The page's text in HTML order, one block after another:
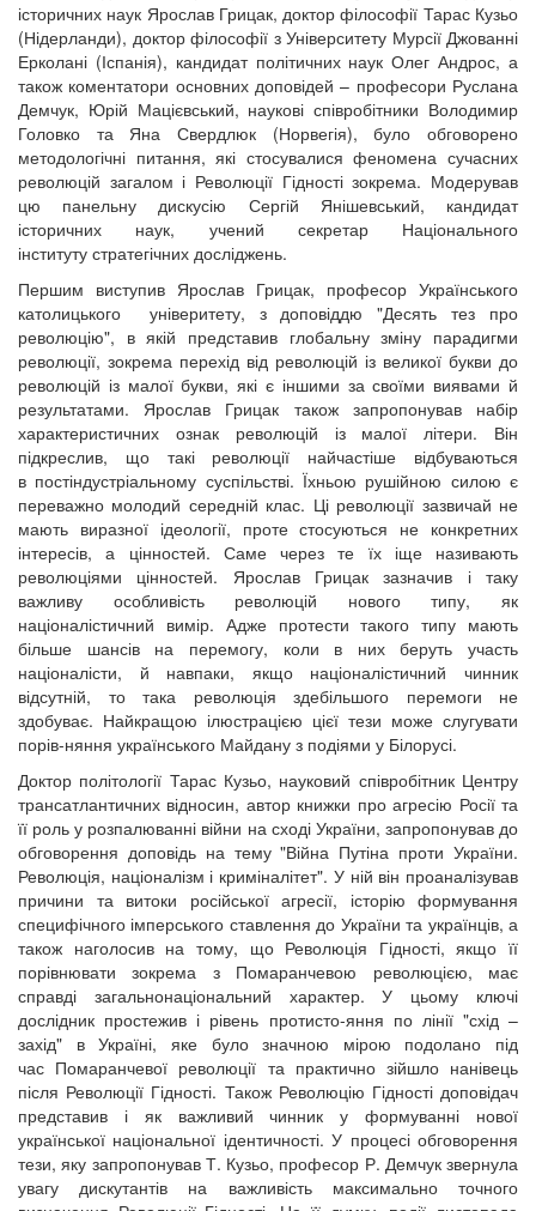
історичних наук Ярослав Грицак, доктор філософії Тарас Кузьо
(Нідерланди), доктор філософії з Університету Мурсії Джованні
Ерколані (Іспанія), кандидат політичних наук Олег Андрос, а
також коментатори основних доповідей – професори Руслана
Демчук, Юрій Мацієвський, наукові співробітники Володимир
Головко та Яна Свердлюк (Норвегія), було обговорено
методологічні питання, які стосувалися феномена сучасних
революцій загалом і Революції Гідності зокрема. Модерував
цю панельну дискусію Сергій Янішевський, кандидат
історичних наук, учений секретар Національного
інституту стратегічних досліджень.
Першим виступив Ярослав Грицак, професор Українського
католицького універитету, з доповіддю "Десять тез про
революцію", в якій представив глобальну зміну парадигми
революції, зокрема перехід від революцій із великої букви до
революцій із малої букви, які є іншими за своїми виявами й
результатами. Ярослав Грицак також запропонував набір
характеристичних ознак революцій із малої літери. Він
підкреслив, що такі революції найчастіше відбуваються
в постіндустріальному суспільстві. Їхньою рушійною силою є
переважно молодий середній клас. Ці революції зазвичай не
мають виразної ідеології, проте стосуються не конкретних
інтересів, а цінностей. Саме через те їх іще називають
революціями цінностей. Ярослав Грицак зазначив і таку
важливу особливість революцій нового типу, як
націоналістичний вимір. Адже протести такого типу мають
більше шансів на перемогу, коли в них беруть участь
націоналісти, й навпаки, якщо націоналістичний чинник
відсутній, то така революція здебільшого перемоги не
здобуває. Найкращою ілюстрацією цієї тези може слугувати
порів-няння українського Майдану з подіями у Білорусі.
Доктор політології Тарас Кузьо, науковий співробітник Центру
трансатлантичних відносин, автор книжки про агресію Росії та
її роль у розпалюванні війни на сході України, запропонував до
обговорення доповідь на тему "Війна Путіна проти України.
Революція, націоналізм і криміналітет". У ній він проаналізував
причини та витоки російської агресії, історію формування
специфічного імперського ставлення до України та українців, а
також наголосив на тому, що Революція Гідності, якщо її
порівнювати зокрема з Помаранчевою революцією, має
справді загальнонаціональний характер. У цьому ключі
дослідник простежив і рівень протисто-яння по лінії "схід –
захід" в Україні, яке було значною мірою подолано під
час Помаранчевої революції та практично зійшло нанівець
після Революції Гідності. Також Революцію Гідності доповідач
представив і як важливий чинник у формуванні нової
української національної ідентичності. У процесі обговорення
тези, яку запропонував Т. Кузьо, професор Р. Демчук звернула
увагу дискутантів на важливість максимально точного